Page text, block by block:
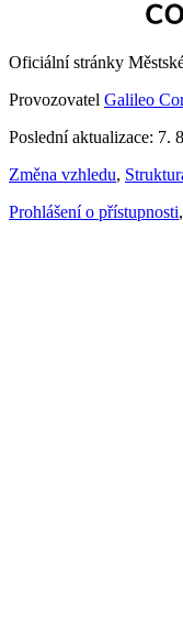
Oficiální stránky
Provozovatel Galileo
Poslední aktualizace: 7.
Změna vzhledu,
Prohlášení o přístupnosti,